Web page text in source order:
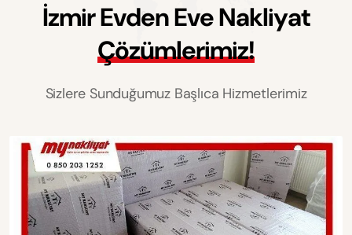
İzmirEvdenEveNakliyat
Çözümlerimiz!
Sizlere Sunduğumuz Başlıca Hizmetlerimiz